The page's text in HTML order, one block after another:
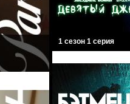
1 сезон 1 серия